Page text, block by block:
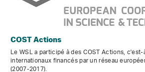
COST Actions
Le WSL a participé à des COST Actions,
internationaux financés par un réseau
(2007-2017).